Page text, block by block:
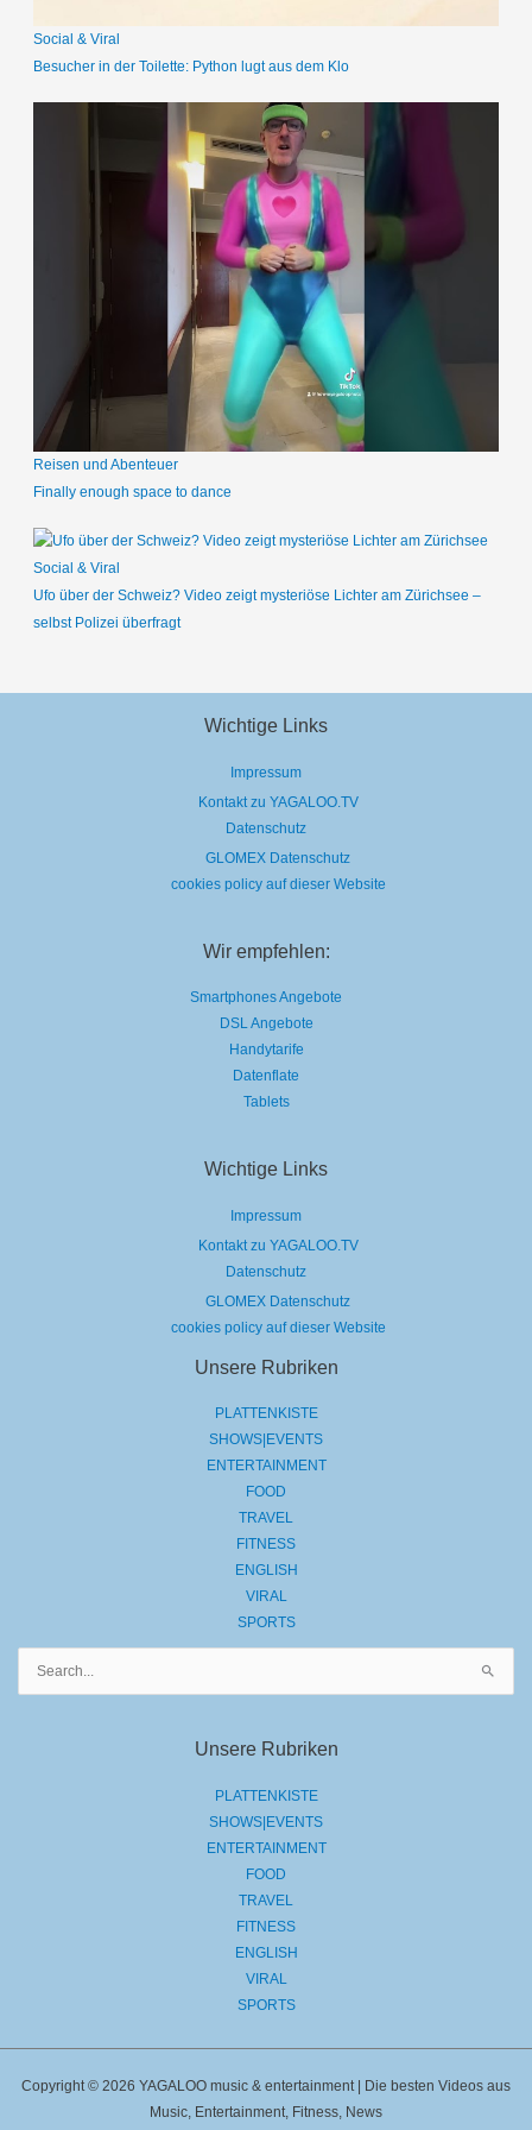
Social & Viral
Besucher in der Toilette: Python lugt aus dem Klo
Reisen und Abenteuer
Finally enough space to dance
Social & Viral
Ufo über der Schweiz? Video zeigt mysteriöse Lichter am Zürichsee –
selbst Polizei überfragt
Wichtige Links
Impressum
Kontakt zu YAGALOO.TV
Datenschutz
GLOMEX Datenschutz
cookies policy auf dieser Website
Wir empfehlen:
Smartphones Angebote
DSL Angebote
Handytarife
Datenflate
Tablets
Wichtige Links
Impressum
Kontakt zu YAGALOO.TV
Datenschutz
GLOMEX Datenschutz
cookies policy auf dieser Website
Unsere Rubriken
PLATTENKISTE
SHOWS|EVENTS
ENTERTAINMENT
FOOD
TRAVEL
FITNESS
ENGLISH
VIRAL
SPORTS
Unsere Rubriken
PLATTENKISTE
SHOWS|EVENTS
ENTERTAINMENT
FOOD
TRAVEL
FITNESS
ENGLISH
VIRAL
SPORTS
Copyright © 2026 YAGALOO music & entertainment | Die besten Videos aus
Music, Entertainment, Fitness, News